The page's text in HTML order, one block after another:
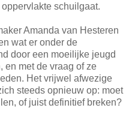
schuilgaat.
Amanda van Hesteren
wat er onder de
door een moeilijke jeugd
en met de vraag of ze
Het vrijwel afwezige
steeds opnieuw op: moet
of juist definitief breken?